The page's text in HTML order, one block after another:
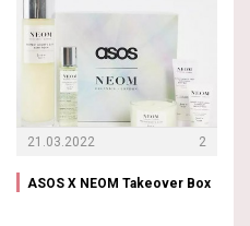
21.03.2022 2
ASOS X NEOM Takeover Box